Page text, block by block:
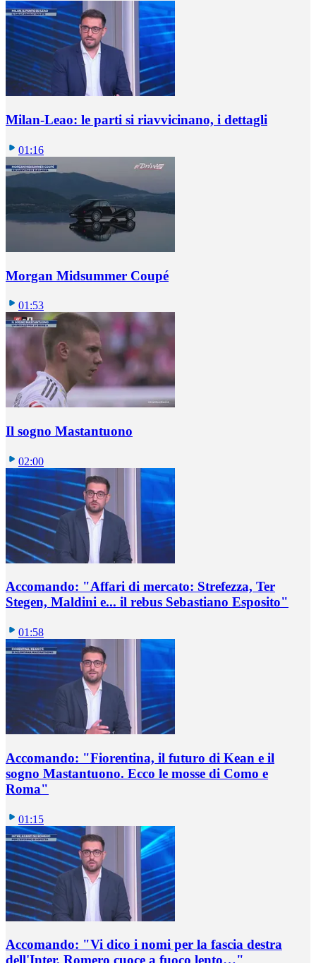
Milan-Leao: le parti si riavvicinano, i dettagli
01:16
Morgan Midsummer Coupé
01:53
Il sogno Mastantuono
02:00
Accomando: "Affari di mercato: Strefezza, Ter
Stegen, Maldini e... il rebus Sebastiano Esposito"
01:58
Accomando: "Fiorentina, il futuro di Kean e il
sogno Mastantuono. Ecco le mosse di Como e
Roma"
01:15
Accomando: "Vi dico i nomi per la fascia destra
dell'Inter. Romero cuoce a fuoco lento…"